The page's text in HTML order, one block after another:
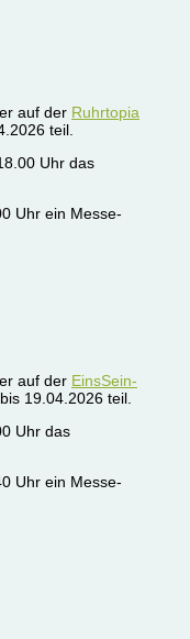
auf der Ruhrtopia
teil.
Uhr das
Uhr ein Messe-
auf der EinsSein-
19.04.2026 teil.
Uhr das
Uhr ein Messe-